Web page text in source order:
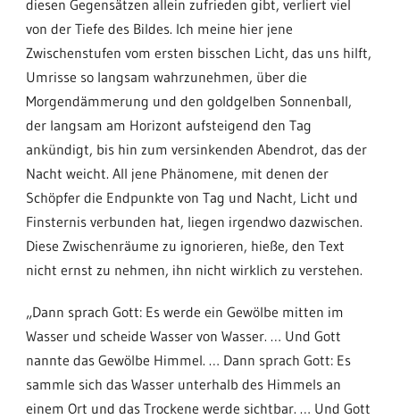
diesen Gegensätzen allein zufrieden gibt, verliert viel
von der Tiefe des Bildes. Ich meine hier jene
Zwischenstufen vom ersten bisschen Licht, das uns hilft,
Umrisse so langsam wahrzunehmen, über die
Morgendämmerung und den goldgelben Sonnenball,
der langsam am Horizont aufsteigend den Tag
ankündigt, bis hin zum versinkenden Abendrot, das der
Nacht weicht. All jene Phänomene, mit denen der
Schöpfer die Endpunkte von Tag und Nacht, Licht und
Finsternis verbunden hat, liegen irgendwo dazwischen.
Diese Zwischenräume zu ignorieren, hieße, den Text
nicht ernst zu nehmen, ihn nicht wirklich zu verstehen.
„Dann sprach Gott: Es werde ein Gewölbe mitten im
Wasser und scheide Wasser von Wasser. … Und Gott
nannte das Gewölbe Himmel. … Dann sprach Gott: Es
sammle sich das Wasser unterhalb des Himmels an
einem Ort und das Trockene werde sichtbar. … Und Gott